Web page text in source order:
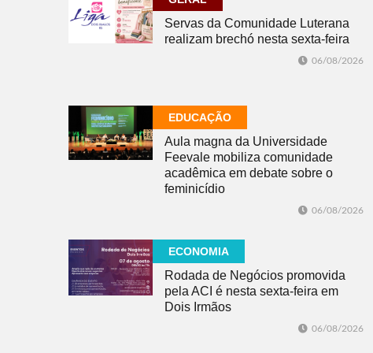
Servas da Comunidade Luterana
realizam brechó nesta sexta-feira
06/08/2026
EDUCAÇÃO
Aula magna da Universidade
Feevale mobiliza comunidade
acadêmica em debate sobre o
feminicídio
06/08/2026
ECONOMIA
Rodada de Negócios promovida
pela ACI é nesta sexta-feira em
Dois Irmãos
06/08/2026